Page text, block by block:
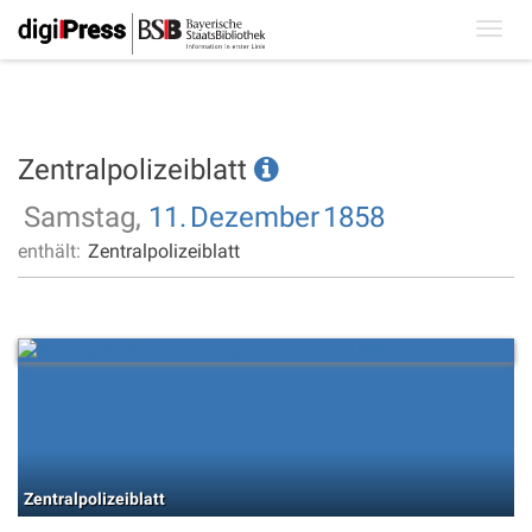
Zentralpolizeiblatt
Samstag, 11. Dezember1858
enthält: Zentralpolizeiblatt
Zentralpolizeiblatt